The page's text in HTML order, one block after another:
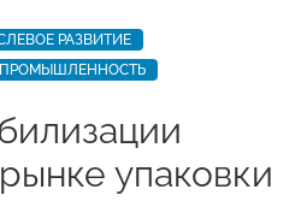
РАЗВИТИЕ
упаковки